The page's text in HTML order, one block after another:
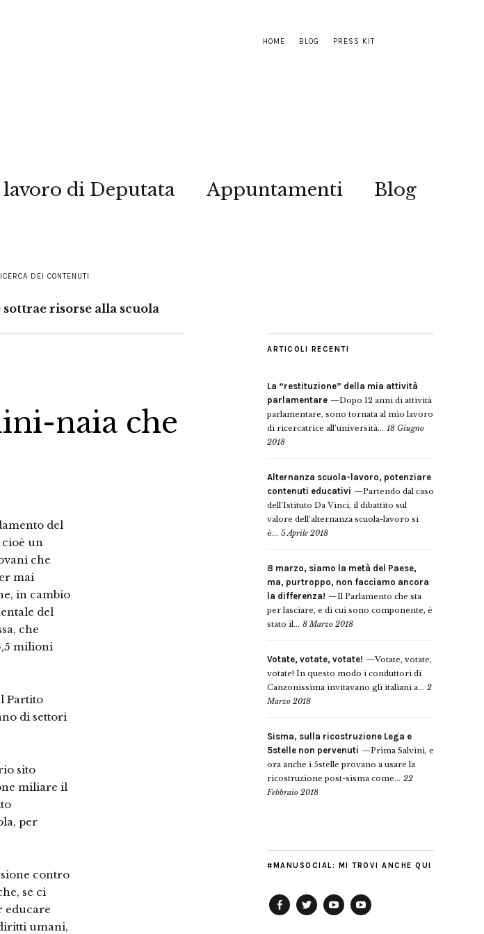
HOME BLOG PRESS KIT
di Deputata Appuntamenti Blog
DEI CONTENUTI
risorse alla scuola
naia che
del
un
che
mai
in cambio
del
che
milioni
Partito
di settori
sito
miliare il
per
contro
se ci
educare
umani,
ARTICOLI RECENTI
La “restituzione” della mia attività
parlamentare
Dopo 12 anni di attività
parlamentare, sono tornata al mio lavoro
di ricercatrice all’università... 18 Giugno
2018
Alternanza scuola-lavoro, potenziare
contenuti educativi
Partendo dal caso
dell’Istituto Da Vinci, il dibattito sul
valore dell’alternanza scuola-lavoro si
è... 5 Aprile 2018
8 marzo, siamo la metà del Paese,
ma, purtroppo, non facciamo ancora
la differenza!
Il Parlamento che sta
per lasciare, e di cui sono componente, è
stato il... 8 Marzo 2018
Votate, votate, votate!
Votate, votate,
votate! In questo modo i conduttori di
Canzonissima invitavano gli italiani a... 2
Marzo 2018
Sisma, sulla ricostruzione Lega e
5stelle non pervenuti
Prima Salvini, e
ora anche i 5stelle provano a usare la
ricostruzione post-sisma come... 22
Febbraio 2018
#MANUSOCIAL: MI TROVI ANCHE QUI